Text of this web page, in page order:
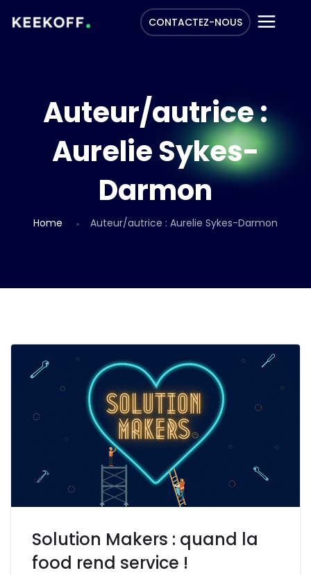
CONTACTEZ-NOUS
Auteur/autrice :
Aurelie Sykes-
Darmon
Home Auteur/autrice : Aurelie Sykes-Darmon
Solution Makers : quand la
food rend service !